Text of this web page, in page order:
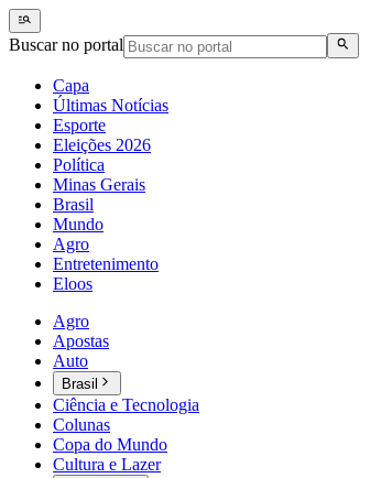
Buscar no portal
Capa
Últimas Notícias
Esporte
Eleições 2026
Política
Minas Gerais
Brasil
Mundo
Agro
Entretenimento
Eloos
Agro
Apostas
Auto
Brasil
Ciência e Tecnologia
Colunas
Copa do Mundo
Cultura e Lazer